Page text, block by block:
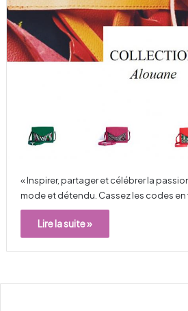
« Inspirer, partager et célébrer la
mode et détendu. Cassez les codes
Lire la suite »